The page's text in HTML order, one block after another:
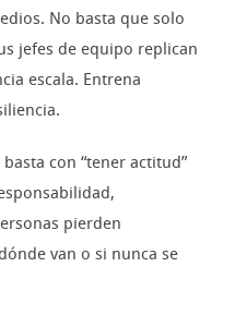
No basta que solo
jefes de equipo replican
escala. Entrena
con “tener actitud”
pierden
van o si nunca se